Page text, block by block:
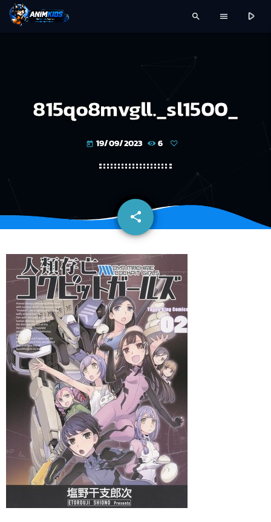
search menu play_arrow
815qo8mvgll._sl1500_
today 19/09/2023 6
share
email